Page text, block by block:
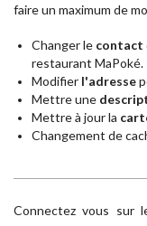
faire un maximum de
Changer le contact
restaurant MaPoké.
Modifier l'adresse
Mettre une
Mettre à jour la
Changement de
Connectez vous sur